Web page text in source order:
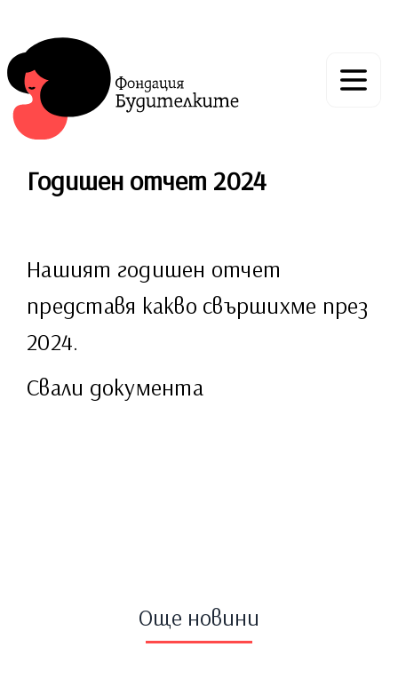
Годишен отчет 2024
Нашият годишен отчет
представя какво свършихме през
2024.
Свали документа
Още новини